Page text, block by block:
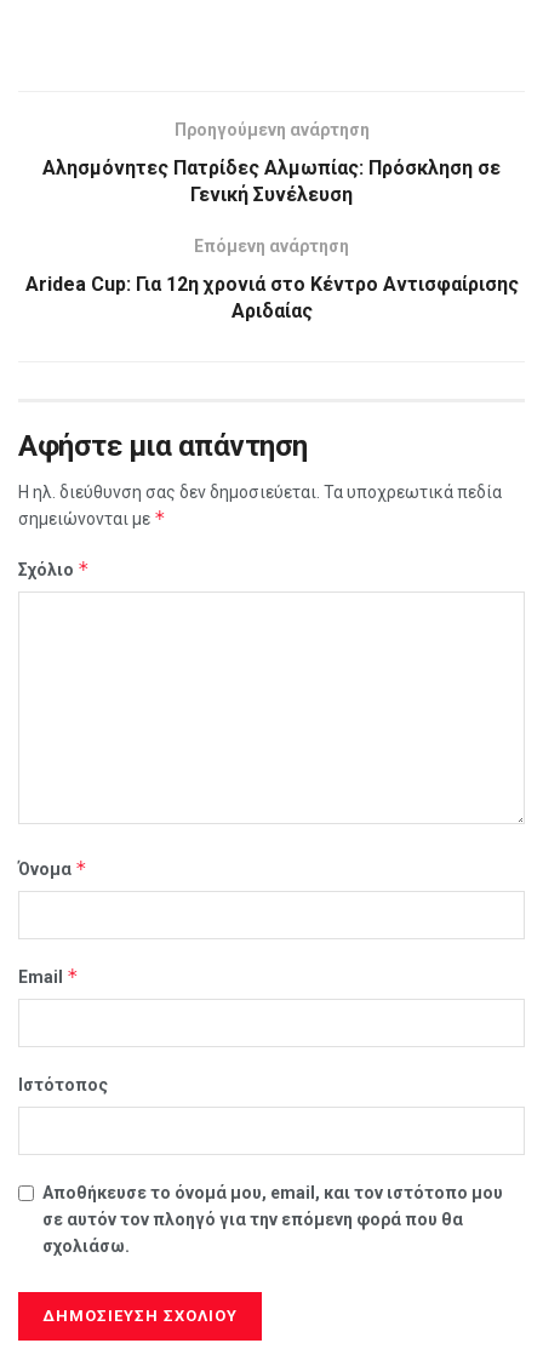
Προηγούμενη ανάρτηση
Αλησμόνητες Πατρίδες Αλμωπίας: Πρόσκληση σε
Γενική Συνέλευση
Επόμενη ανάρτηση
Aridea Cup: Για 12η χρονιά στο Κέντρο Αντισφαίρισης
Αριδαίας
Αφήστε μια απάντηση
Η ηλ. διεύθυνση σας δεν δημοσιεύεται. Τα υποχρεωτικά πεδία
σημειώνονται με *
Σχόλιο *
Όνομα *
Email *
Ιστότοπος
Αποθήκευσε το όνομά μου, email, και τον ιστότοπο μου
σε αυτόν τον πλοηγό για την επόμενη φορά που θα
σχολιάσω.